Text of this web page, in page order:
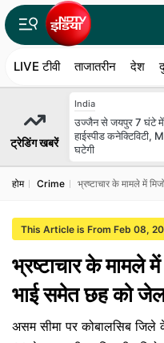
LIVE टीवी ताजातरीन देश
ट्रेडिंग खबरें
India
उज्जैन से जयपुर 7 घंटे
हाईस्पीड कनेक्टिविटी,
घटेगी
होम Crime भ्रष्टाचार के मामले में
This Article is From Feb 08,
भ्रष्टाचार के मामले
भाई समेत छह को
असम सीमा पर कोबालसिब जिले